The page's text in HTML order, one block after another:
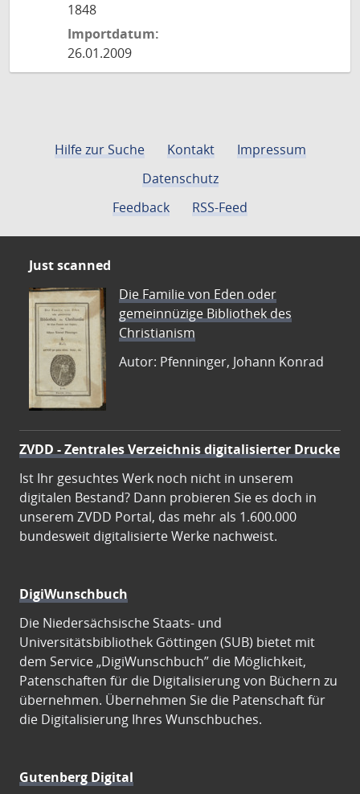
1848
Importdatum:
26.01.2009
Hilfe zur Suche Kontakt
Impressum
Datenschutz
Feedback
RSS-Feed
Just scanned
Die Familie von Eden oder
gemeinnüzige Bibliothek des
Christianism
Autor: Pfenninger, Johann Konrad
ZVDD - Zentrales Verzeichnis digitalisierter Drucke
Ist Ihr gesuchtes Werk noch nicht in unserem
digitalen Bestand? Dann probieren Sie es doch in
unserem ZVDD Portal, das mehr als 1.600.000
bundesweit digitalisierte Werke nachweist.
DigiWunschbuch
Die Niedersächsische Staats- und
Universitätsbibliothek Göttingen (SUB) bietet mit
dem Service „DigiWunschbuch” die Möglichkeit,
Patenschaften für die Digitalisierung von Büchern zu
übernehmen. Übernehmen Sie die Patenschaft für
die Digitalisierung Ihres Wunschbuches.
Gutenberg Digital